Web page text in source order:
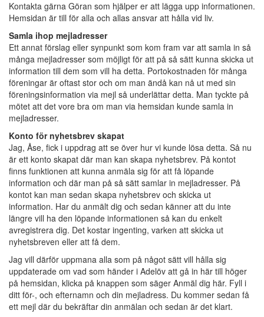
Kontakta gärna Göran som hjälper er att lägga upp informationen.
Hemsidan är till för alla och allas ansvar att hålla vid liv.
Samla ihop mejladresser
Ett annat förslag eller synpunkt som kom fram var att samla in så
många mejladresser som möjligt för att på så sätt kunna skicka ut
information till dem som vill ha detta. Portokostnaden för många
föreningar är oftast stor och om man ändå kan nå ut med sin
föreningsinformation via mejl så underlättar detta. Man tyckte på
mötet att det vore bra om man via hemsidan kunde samla in
mejladresser.
Konto för nyhetsbrev skapat
Jag, Åse, fick i uppdrag att se över hur vi kunde lösa detta. Så nu
är ett konto skapat där man kan skapa nyhetsbrev. På kontot
finns funktionen att kunna anmäla sig för att få löpande
information och där man på så sätt samlar in mejladresser. På
kontot kan man sedan skapa nyhetsbrev och skicka ut
information. Har du anmält dig och sedan känner att du inte
längre vill ha den löpande informationen så kan du enkelt
avregistrera dig. Det kostar ingenting, varken att skicka ut
nyhetsbreven eller att få dem.
Jag vill därför uppmana alla som på något sätt vill hålla sig
uppdaterade om vad som händer i Adelöv att gå in här till höger
på hemsidan, klicka på knappen som säger Anmäl dig här. Fyll i
ditt för-, och efternamn och din mejladress. Du kommer sedan få
ett mejl där du bekräftar din anmälan och sedan är det klart.